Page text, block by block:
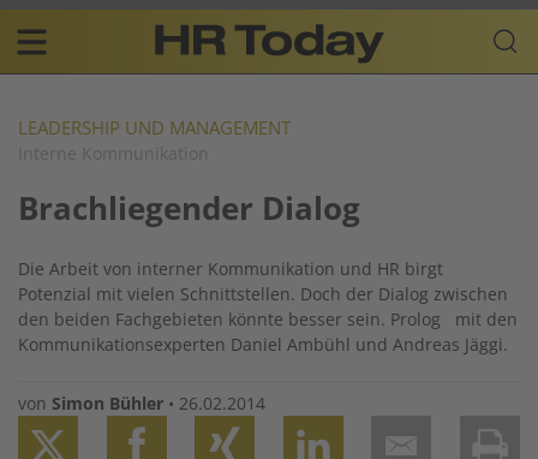
Skip
content
Plattform
für
Resources
navigation
DE
LEADERSHIP UND MANAGEMENT
Interne Kommunikation
Brachliegender Dialog
Die Arbeit von interner Kommunikation und HR birgt
Potenzial mit vielen Schnittstellen. Doch der Dialog zwischen
den beiden Fachgebieten könnte besser sein. Prolog mit den
Kommunikationsexperten Daniel Ambühl und Andreas Jäggi.
von Simon Bühler • 26.02.2014